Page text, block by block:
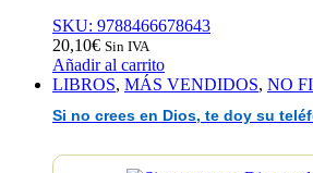
SKU: 9788466678643
20,10€ Sin IVA
Añadir al carrito
LIBROS, MÁS VENDIDOS, NO
Si no crees en Dios, te doy su